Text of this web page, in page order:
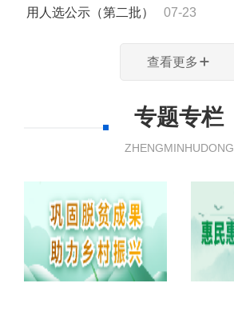
用人选公示（第二批）
07-23
查看更多
专题专栏
ZHENGMINHUDONG